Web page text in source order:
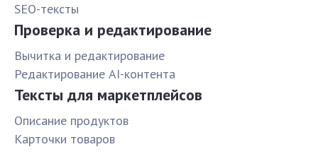
SEO-тексты
Проверка и редактирование
Вычитка и редактирование
Редактирование AI-контента
Тексты для маркетплейсов
Описание продуктов
Карточки товаров